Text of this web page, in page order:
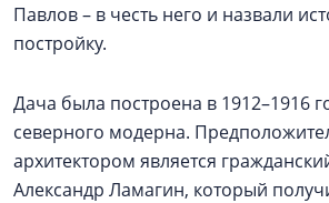
Павлов – в честь него и назвали
постройку.
Дача была построена в 1912–1916
северного модерна.
архитектором является
Александр Ламагин, который